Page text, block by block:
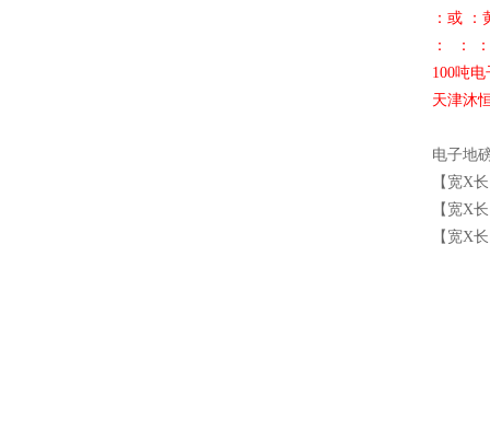
：或
： ： ：
100吨
天津沐
电子地
【宽X
【宽X
【宽X